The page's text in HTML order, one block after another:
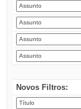
Novos Filtros: